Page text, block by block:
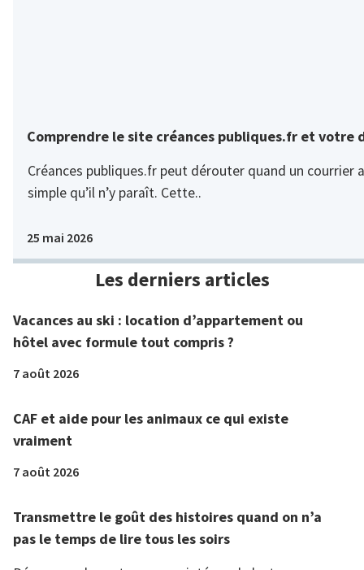
Comprendre le site créances publiques.fr et votre
Créances publiques.fr peut dérouter quand un courrier
simple qu’il n’y paraît. Cette..
25 mai 2026
Les derniers articles
Vacances au ski : location d’appartement ou
hôtel avec formule tout compris ?
7 août 2026
CAF et aide pour les animaux ce qui existe
vraiment
7 août 2026
Transmettre le goût des histoires quand on n’a
pas le temps de lire tous les soirs